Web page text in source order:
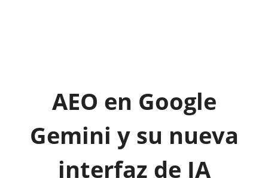
AEO en Google
Gemini y su nueva
interfaz de IA